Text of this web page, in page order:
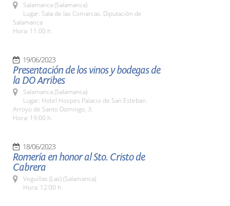
Salamanca (Salamanca)
Lugar: Sala de las Comarcas. Diputación de
Salamanca
Hora: 11.00 h.
19/06/2023
Presentación de los vinos y bodegas de
la DO Arribes
Salamanca (Salamanca)
Lugar: Hotel Hospes Palacio de San Esteban.
Arroyo de Santo Domingo, 3.
Hora: 19:00 h.
18/06/2023
Romería en honor al Sto. Cristo de
Cabrera
Veguillas (Las) (Salamanca)
Hora: 12:00 h.